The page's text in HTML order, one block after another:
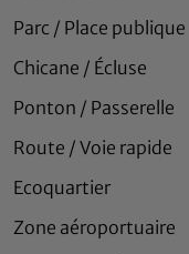
Parc / Place publique
Chicane / Écluse
Ponton / Passerelle
Route / Voie rapide
Ecoquartier
Zone aéroportuaire